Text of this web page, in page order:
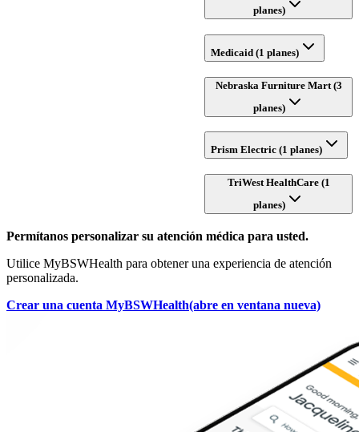
planes)
Medicaid (1 planes)
Nebraska Furniture Mart (3
planes)
Prism Electric (1 planes)
TriWest HealthCare (1
planes)
Permítanos personalizar su atención médica para usted.
Utilice MyBSWHealth para obtener una experiencia de atención
personalizada.
Crear una cuenta MyBSWHealth(abre en ventana nueva)